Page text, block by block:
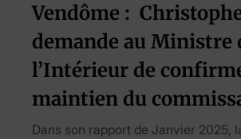
Vendôme :
demande au Ministre
l’Intérieur de
maintien du
Dans son rapport de Janvier 2025,